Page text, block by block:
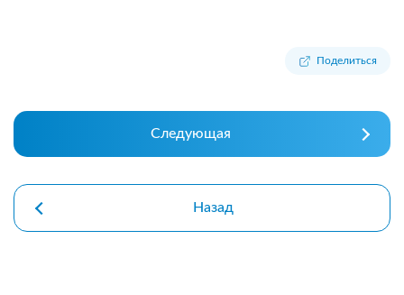
Поделиться
Следующая
Назад